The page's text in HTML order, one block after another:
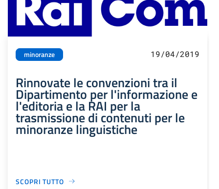
minoranze 19/04/2019
Rinnovate le convenzioni tra il
Dipartimento per l'informazione e
l'editoria e la RAI per la
trasmissione di contenuti per le
minoranze linguistiche
SCOPRI TUTTO